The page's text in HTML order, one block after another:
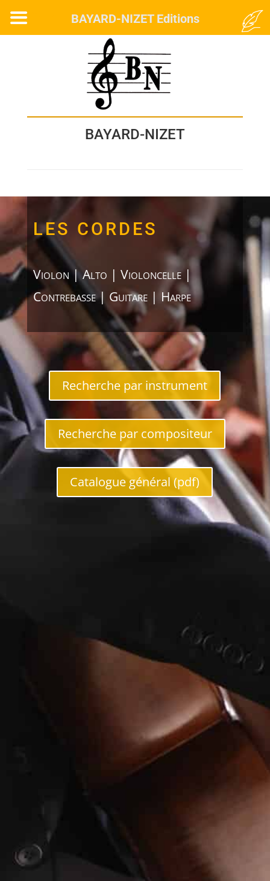
BAYARD-NIZET
LES CORDES
Violon | Alto | Violoncelle |
Contrebasse | Guitare | Harpe
Recherche par instrument
Recherche par compositeur
Catalogue général (pdf)
BAYARD-NIZET Editions